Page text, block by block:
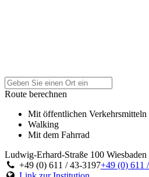
Route berechnen
Mit öffentlichen Verkehrsmitteln
Walking
Mit dem Fahrrad
Ludwig-Erhard-Straße 100 Wiesbaden
+49 (0) 611 / 43-3197+49 (0) 611